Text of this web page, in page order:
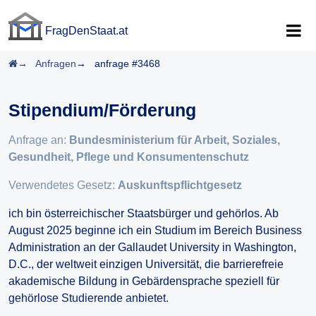
FragDenStaat.at
Startseite
Anfragen anfrage #3468
Stipendium/Förderung
Anfrage an: Bundesministerium für Arbeit, Soziales,
Gesundheit, Pflege und Konsumentenschutz
Verwendetes Gesetz: Auskunftspflichtgesetz
ich bin österreichischer Staatsbürger und gehörlos. Ab
August 2025 beginne ich ein Studium im Bereich Business
Administration an der Gallaudet University in Washington,
D.C., der weltweit einzigen Universität, die barrierefreie
akademische Bildung in Gebärdensprache speziell für
gehörlose Studierende anbietet.